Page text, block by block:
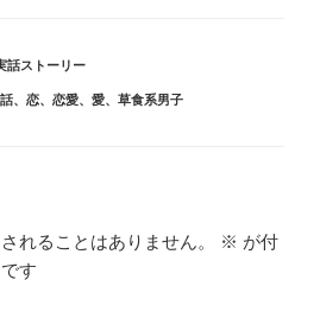
話ストーリー
、 恋、 恋愛、 愛、 草食系男子
れることはありません。 ※ が付
す